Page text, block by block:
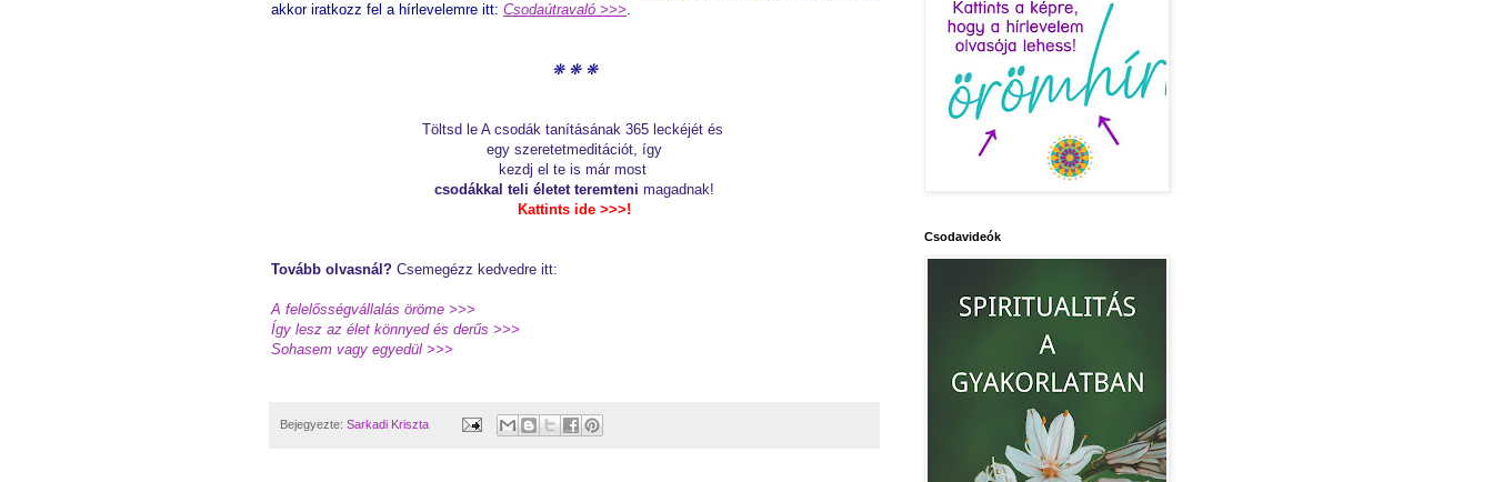
akkor iratkozz fel a hírlevelemre itt: Csodaútravaló >>>.
❋ ❋ ❋
Töltsd le A csodák tanításának 365 leckéjét és
egy szeretetmeditációt, így
kezdj el te is már most
csodákkal teli él etet teremteni magadnak!
Kattints ide >>>!
Tovább olvasnál? Csemegézz kedvedre itt:
A felelősségvállalás öröme >>>
Így lesz az élet könnyed és derűs >>>
Sohasem vagy egyedül >>>
Bejegyezte: Sarkadi Kriszta
Csodavideók